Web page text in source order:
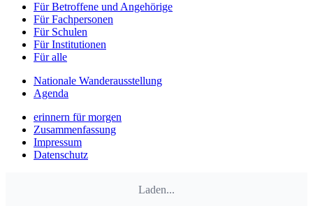
Für Betroffene und Angehörige
Für Fachpersonen
Für Schulen
Für Institutionen
Für alle
Nationale Wanderausstellung
Agenda
erinnern für morgen
Zusammenfassung
Impressum
Datenschutz
Laden...